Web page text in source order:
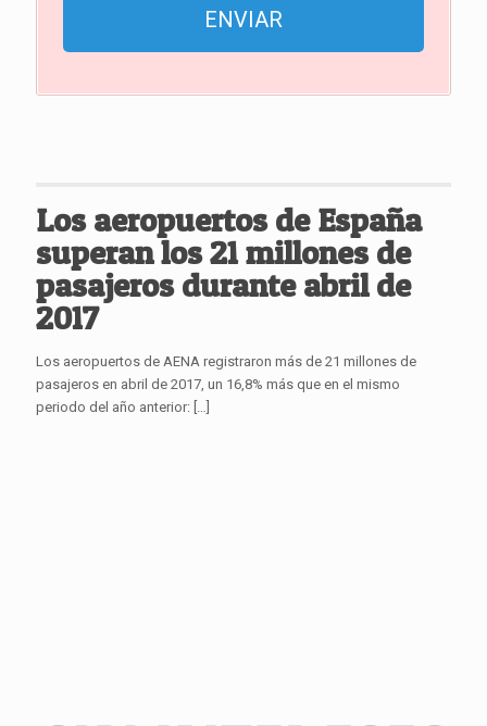
Los aeropuertos de España
superan los 21 millones de
pasajeros durante abril de
2017
Los aeropuertos de AENA registraron más de 21 millones de
pasajeros en abril de 2017, un 16,8% más que en el mismo
periodo del año anterior: […]